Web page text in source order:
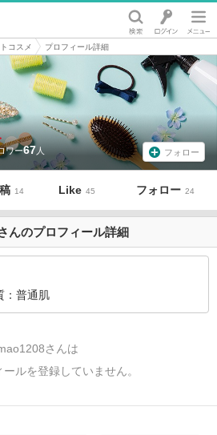
コスメ プロフィール詳細
67 フォロー
14 Like 45 フォロー 24
んのプロフィール詳細
普通肌
さんは
ールを登録していません。